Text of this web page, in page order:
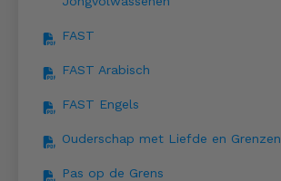
FAST
FAST Arabisch
FAST Engels
Ouderschap met Liefde en Grenzen
Pas op de Grens